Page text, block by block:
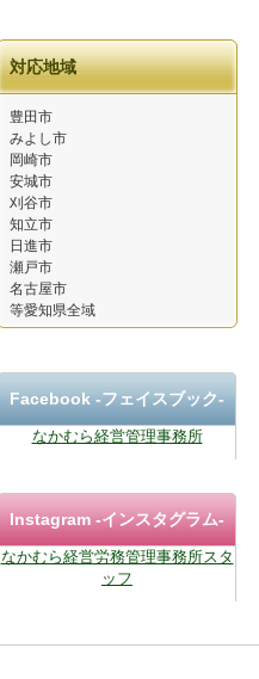
対応地域
豊田市
みよし市
岡崎市
安城市
刈谷市
知立市
日進市
瀬戸市
名古屋市
等愛知県全域
Facebook ‐フェイスブック-
なかむら経営管理事務所
Instagram-インスタグラム-
なかむら経営労務管理事務所スタ
ッフ